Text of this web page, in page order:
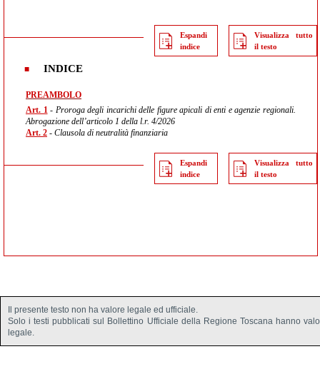
Espandi
indice
Visualizza tutto
il testo
INDICE
PREAMBOLO
Art. 1- Proroga degli incarichi delle figure apicali di enti e agenzie regionali.
Abrogazione dell’articolo 1 della l.r. 4/2026
Art. 2 - Clausola di neutralità finanziaria
Espandi
indice
Visualizza tutto
il testo
Il presente testo non ha valore legale ed ufficiale.
Solo i testi pubblicati sul Bollettino Ufficiale della Regione Toscana hanno
legale.